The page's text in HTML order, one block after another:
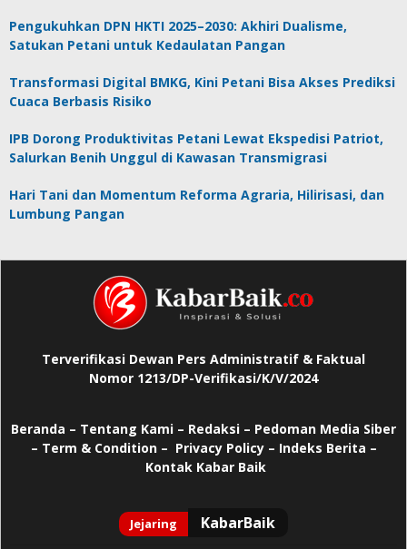
Pengukuhkan DPN HKTI 2025–2030: Akhiri Dualisme,
Satukan Petani untuk Kedaulatan Pangan
Transformasi Digital BMKG, Kini Petani Bisa Akses Prediksi
Cuaca Berbasis Risiko
IPB Dorong Produktivitas Petani Lewat Ekspedisi Patriot,
Salurkan Benih Unggul di Kawasan Transmigrasi
Hari Tani dan Momentum Reforma Agraria, Hilirisasi, dan
Lumbung Pangan
Terverifikasi Dewan Pers Administratif & Faktual
Nomor 1213/DP-Verifikasi/K/V/2024
Beranda – Tentang Kami – Redaksi – Pedoman Media Siber
– Term & Condition – Privacy Policy– Indeks Berita –
Kontak Kabar Baik